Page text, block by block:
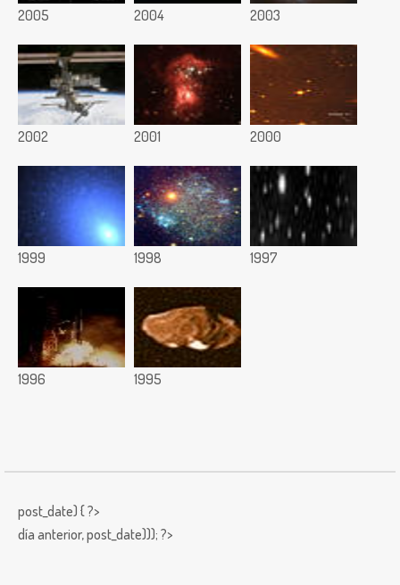
2005 2004 2003
2002 2001 2000
1999 1998 1997
1996 1995
post_date) { ?>
día anterior,post_date))); ?>